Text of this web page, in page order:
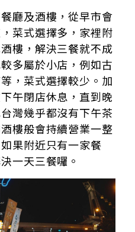
廳及酒樓，從早市會
菜式選擇多，家裡附
樓，解決三餐就不成
多屬於小店，例如古
，菜式選擇較少。加
午閉店休息，直到晚
灣幾乎都沒有下午茶
樓般會持續營業一整
果附近只有一家餐
一天三餐囉。